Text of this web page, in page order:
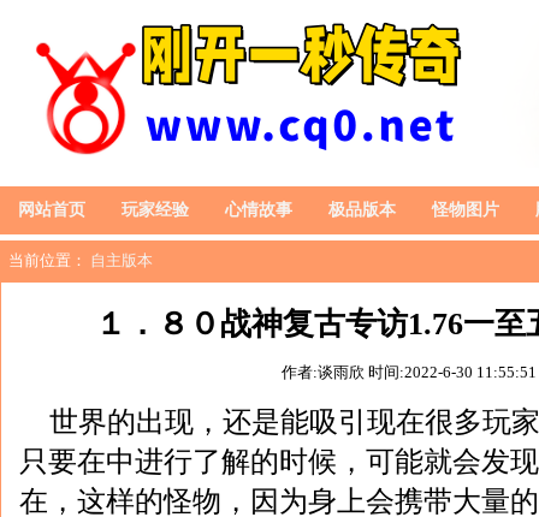
网站首页 玩家经验 心情故事 极品版本 怪物图片
当前位置： 自主版本
１．８０战神复古专访1.76一
作者:谈雨欣 时间:2022-6-30 11:55:51
世界的出现，还是能吸引现在很多玩
只要在中进行了解的时候，可能就会发
在，这样的怪物，因为身上会携带大量